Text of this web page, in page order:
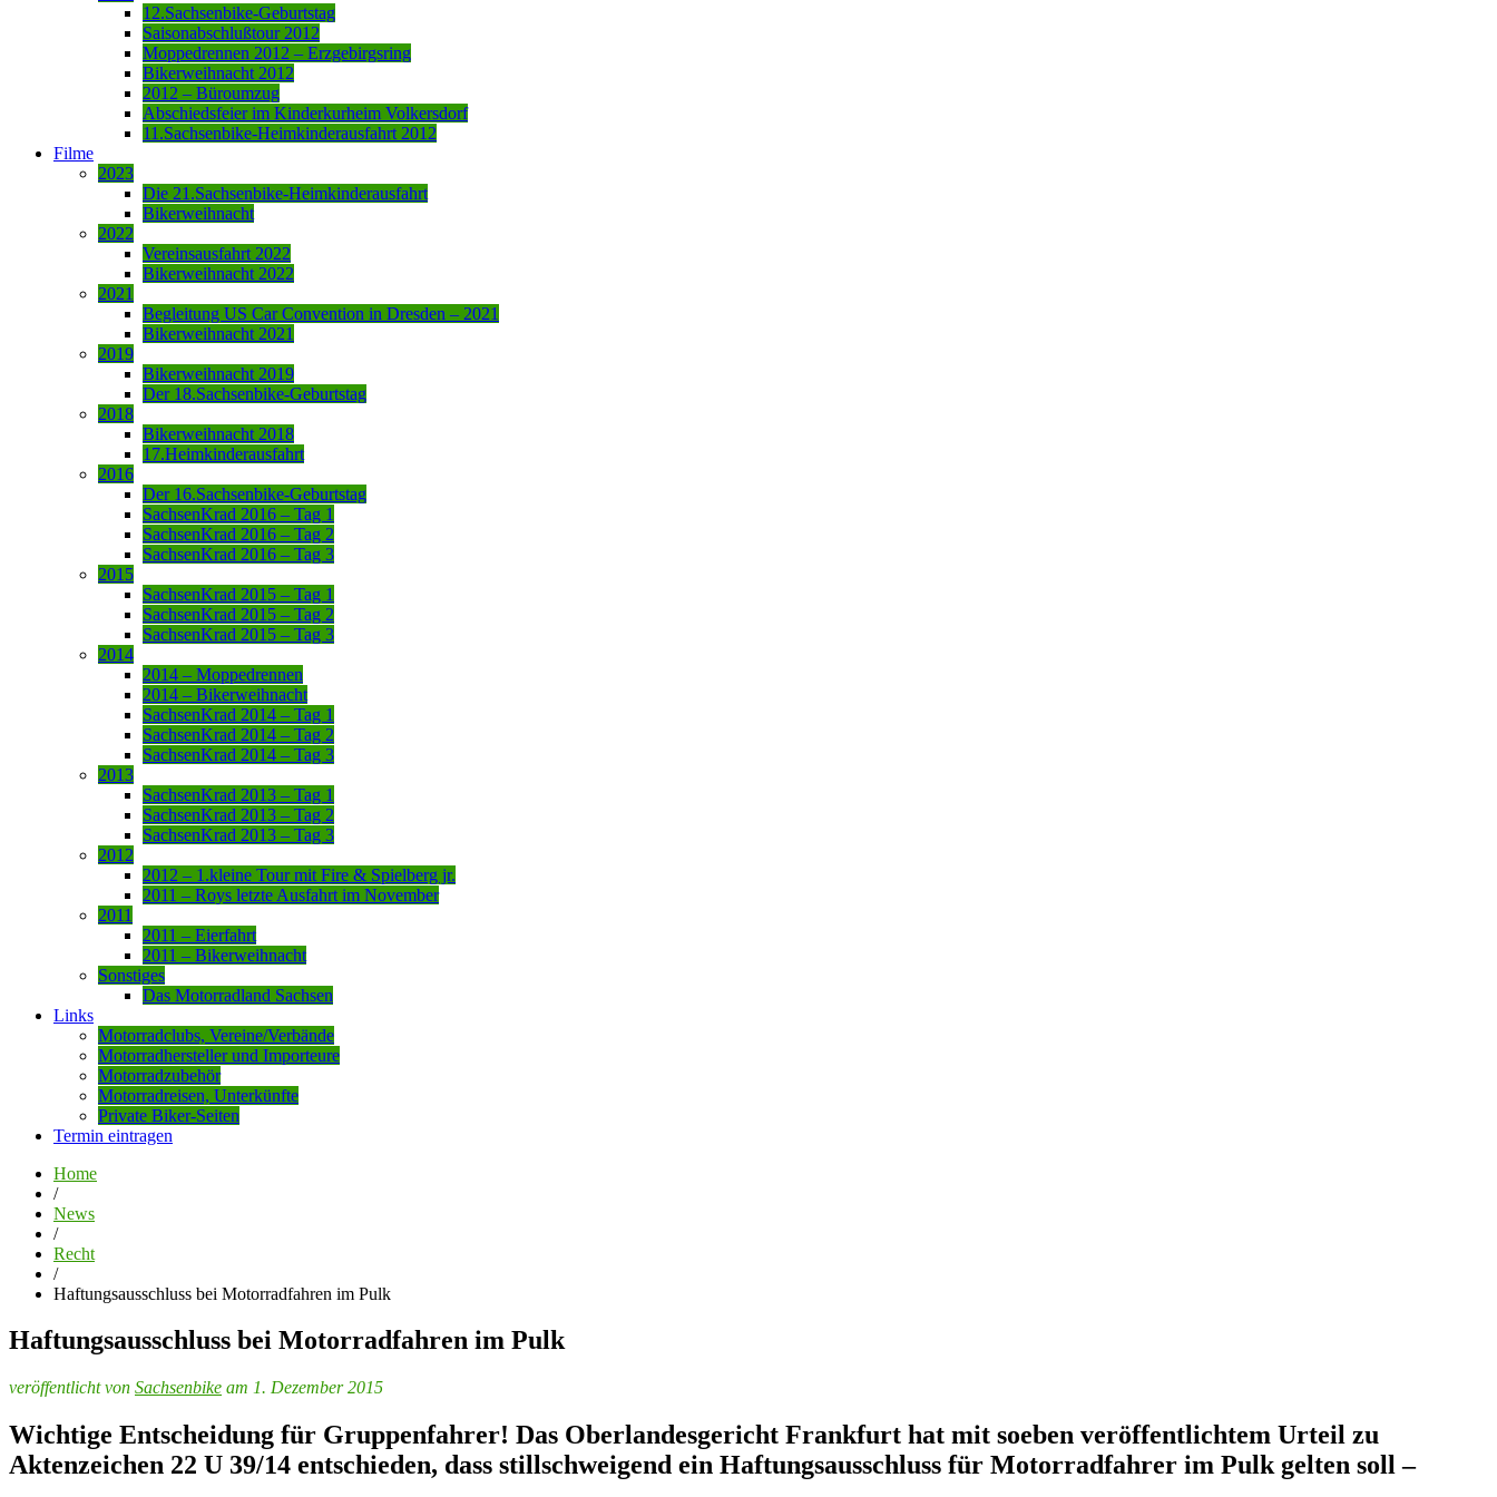
12.Sachsenbike-Geburtstag
Saisonabschlußtour 2012
Moppedrennen 2012 – Erzgebirgsring
Bikerweihnacht 2012
2012 – Büroumzug
Abschiedsfeier im Kinderkurheim Volkersdorf
11.Sachsenbike-Heimkinderausfahrt 2012
Filme
2023
Die 21.Sachsenbike-Heimkinderausfahrt
Bikerweihnacht
2022
Vereinsausfahrt 2022
Bikerweihnacht 2022
2021
Begleitung US Car Convention in Dresden – 2021
Bikerweihnacht 2021
2019
Bikerweihnacht 2019
Der 18.Sachsenbike-Geburtstag
2018
Bikerweihnacht 2018
17.Heimkinderausfahrt
2016
Der 16.Sachsenbike-Geburtstag
SachsenKrad 2016 – Tag 1
SachsenKrad 2016 – Tag 2
SachsenKrad 2016 – Tag 3
2015
SachsenKrad 2015 – Tag 1
SachsenKrad 2015 – Tag 2
SachsenKrad 2015 – Tag 3
2014
2014 – Moppedrennen
2014 – Bikerweihnacht
SachsenKrad 2014 – Tag 1
SachsenKrad 2014 – Tag 2
SachsenKrad 2014 – Tag 3
2013
SachsenKrad 2013 – Tag 1
SachsenKrad 2013 – Tag 2
SachsenKrad 2013 – Tag 3
2012
2012 – 1.kleine Tour mit Fire & Spielberg jr.
2011 – Roys letzte Ausfahrt im November
2011
2011 – Eierfahrt
2011 – Bikerweihnacht
Sonstiges
Das Motorradland Sachsen
Links
Motorradclubs, Vereine/Verbände
Motorradhersteller und Importeure
Motorradzubehör
Motorradreisen, Unterkünfte
Private Biker-Seiten
Termin eintragen
Home
/
News
/
Recht
/
Haftungsausschluss bei Motorradfahren im Pulk
Haftungsausschluss bei Motorradfahren im Pulk
veröffentlicht von Sachsenbike am 1. Dezember 2015
Wichtige Entscheidung für Gruppenfahrer! Das Oberlandesgericht Frankfurt hat mit soeben veröffentlichtem Urteil zu
Aktenzeichen 22 U 39/14 entschieden, dass stillschweigend ein Haftungsausschluss für Motorradfahrer im Pulk gelten soll –